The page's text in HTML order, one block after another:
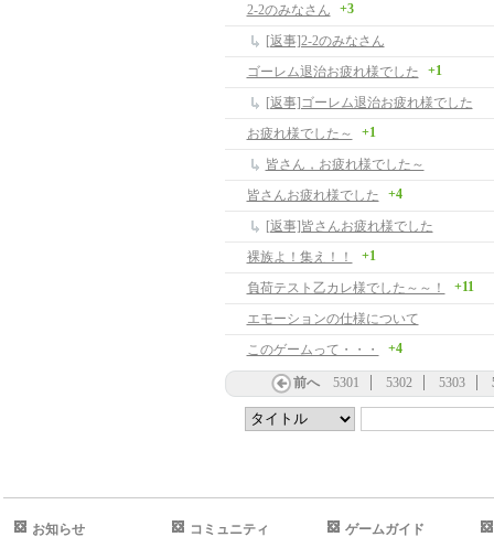
2-2のみなさん
+3
[返事]2-2のみなさん
ゴーレム退治お疲れ様でした
+1
[返事]ゴーレム退治お疲れ様でした
お疲れ様でした～
+1
皆さん，お疲れ様でした～
皆さんお疲れ様でした
+4
[返事]皆さんお疲れ様でした
裸族よ！集え！！
+1
負荷テスト乙カレ様でした～～！ +11
エモーションの仕様について
このゲームって・・・
+4
前へ 5301 5302 5303
お知らせ コミュニティ ゲームガイド